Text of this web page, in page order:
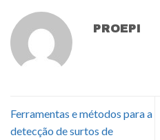
PROEPI
Ferramentas e métodos para a
detecção de surtos de